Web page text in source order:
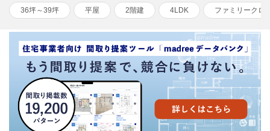
36坪～39坪 平屋 2階建 4LDK ファミリークロ